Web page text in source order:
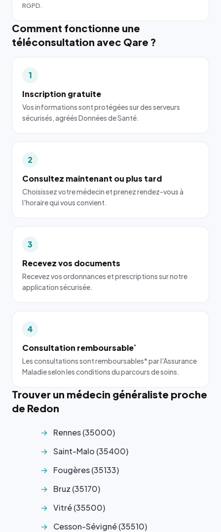
RGPD.
Comment fonctionne une
téléconsultation avec Qare ?
1
Inscription gratuite
Vos informations sont protégées sur des serveurs
sécurisés, agréés Données de Santé.
2
Consultez maintenant ou plus tard
Choisissez votre médecin et prenez rendez-vous à
l'horaire qui vous convient.
3
Recevez vos documents
Recevez vos ordonnances et prescriptions sur notre
application sécurisée.
4
Consultation remboursable*
Les consultations sont remboursables* par l'Assurance
Maladie selon les conditions du parcours de soins.
Trouver un médecin généraliste proche
de Redon
Rennes (35000)
Saint-Malo (35400)
Fougères (35133)
Bruz (35170)
Vitré (35500)
Cesson-Sévigné (35510)